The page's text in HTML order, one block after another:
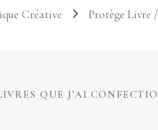
Créative Protège Livre
QUE J’AI